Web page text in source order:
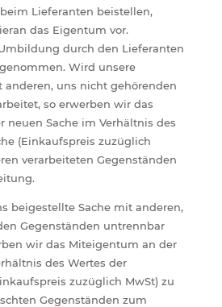
Lieferanten beistellen,
das Eigentum vor.
durch den Lieferanten
Wird unsere
anderen, uns nicht gehörenden
so erwerben wir das
neuen Sache im Verhältnis des
(Einkaufspreis zuzüglich
verarbeiteten Gegenständen
beigestellte Sache mit anderen,
Gegenständen untrennbar
wir das Miteigentum an der
des Wertes der
zuzüglich MwSt) zu
Gegenständen zum